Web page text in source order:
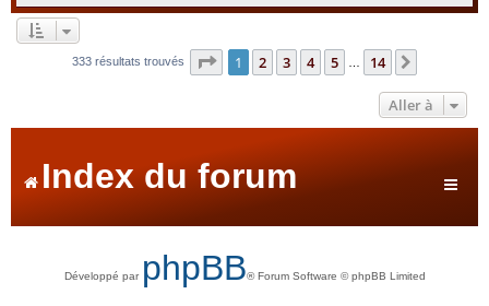
333 résultats trouvés Page 1sur14
1 2 3 4 5 14
Aller à
Index du forum
Développé par phpBB® Forum Software © phpBB Limited